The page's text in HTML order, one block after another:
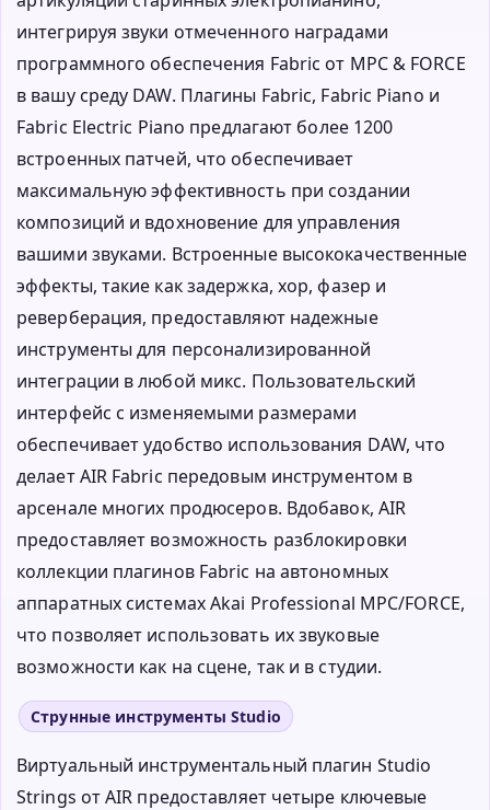
интегрируя звуки отмеченного наградами
программного обеспечения Fabric от MPC & FORCE
в вашу среду DAW. Плагины Fabric, Fabric Piano и
Fabric Electric Piano предлагают более 1200
встроенных патчей, что обеспечивает
максимальную эффективность при создании
композиций и вдохновение для управления
вашими звуками. Встроенные высококачественные
эффекты, такие как задержка, хор, фазер и
реверберация, предоставляют надежные
инструменты для персонализированной
интеграции в любой микс. Пользовательский
интерфейс с изменяемыми размерами
обеспечивает удобство использования DAW, что
делает AIR Fabric передовым инструментом в
арсенале многих продюсеров. Вдобавок, AIR
предоставляет возможность разблокировки
коллекции плагинов Fabric на автономных
аппаратных системах Akai Professional MPC/FORCE,
что позволяет использовать их звуковые
возможности как на сцене, так и в студии.
Струнные инструменты Studio
Виртуальный инструментальный плагин Studio
Strings от AIR предоставляет четыре ключевые